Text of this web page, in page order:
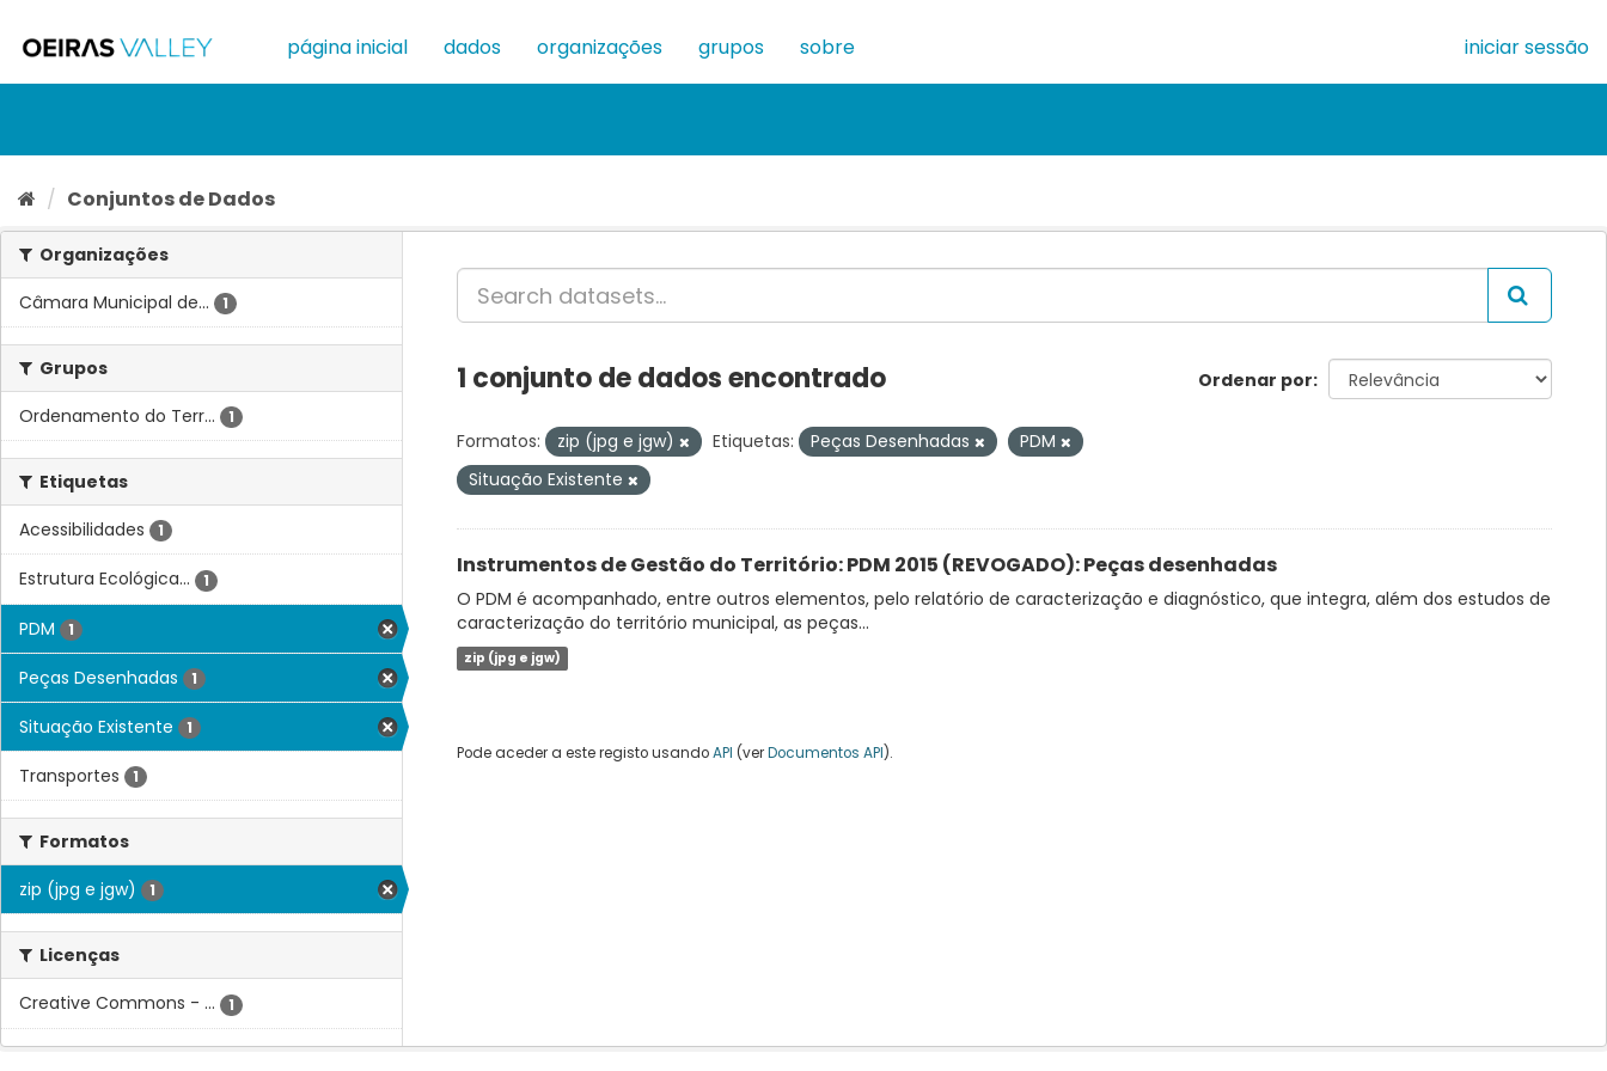
para
conteúdo
página inicial dados organizações grupos sobre iniciar sessão
Conjuntos de Dados
Organizações
Câmara Municipal de...
1
Grupos
Ordenamento do Terr...
1
Etiquetas
Acessibilidades
1
Estrutura Ecológica... 1
PDM 1
Peças Desenhadas 1
Situação Existente 1
Transportes 1
Formatos
zip (jpg e jgw)
1
Licenças
Creative Commons - ...
1
Ordenar por
1 conjunto de dados encontrado
Formatos: zip (jpg e jgw) Etiquetas: Peças Desenhadas
PDM
Situação Existente
Instrumentos de Gestão do Território: PDM 2015 (REVOGADO): Peças desenhadas
O PDM é acompanhado, entre outros elementos, pelo relatório de caracterização e diagnóstico, que integra, além dos estudos de
caracterização do território municipal, as peças...
zip (jpg e jgw)
Pode aceder a este registo usandoAPI (verDocumentos API).